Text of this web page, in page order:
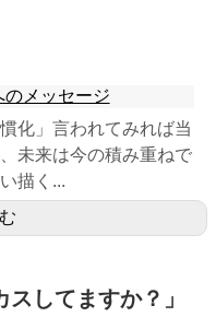
のメッセージ
化」言われてみれば当
未来は今の積み重ねで
描く...
スしてますか？」